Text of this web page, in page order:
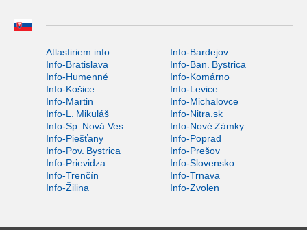
Atlasfiriem.info
Info-Bardejov
Info-Bratislava
Info-Ban. Bystrica
Info-Humenné
Info-Komárno
Info-Košice
Info-Levice
Info-Martin
Info-Michalovce
Info-L. Mikuláš
Info-Nitra.sk
Info-Sp. Nová Ves
Info-Nové Zámky
Info-Piešťany
Info-Poprad
Info-Pov. Bystrica
Info-Prešov
Info-Prievidza
Info-Slovensko
Info-Trenčín
Info-Trnava
Info-Žilina
Info-Zvolen